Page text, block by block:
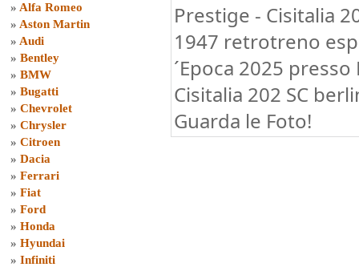
» Alfa Romeo
» Aston Martin
» Audi
» Bentley
» BMW
» Bugatti
» Chevrolet
» Chrysler
» Citroen
» Dacia
» Ferrari
» Fiat
» Ford
» Honda
» Hyundai
» Infiniti
Prestige - Cisitalia
1947 retrotreno
´Epoca 2025
Cisitalia 202 SC
Guarda le Foto!